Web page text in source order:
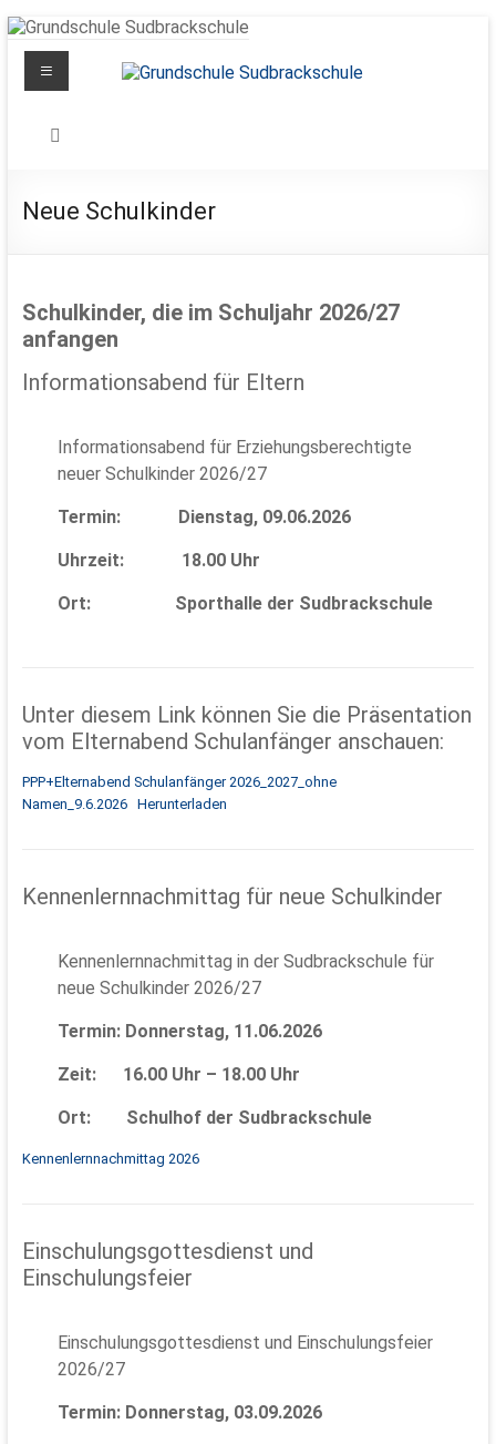
Zum
Inhalt
springen
Schule
in
Menü
Neue Schulkinder
Schulkinder, die im Schuljahr 2026/27
anfangen
Informationsabend für Eltern
Informationsabend für Erziehungsberechtigte
neuer Schulkinder 2026/27
Termin: Dienstag, 09.06.2026
Uhrzeit: 18.00 Uhr
Ort: Sporthalle der Sudbrackschule
Unter diesem Link können Sie die Präsentation
vom Elternabend Schulanfänger anschauen:
PPP+Elternabend Schulanfänger 2026_2027_ohne
Namen_9.6.2026
Herunterladen
Kennenlernnachmittag für neue Schulkinder
Kennenlernnachmittag in der Sudbrackschule für
neue Schulkinder 2026/27
Termin: Donnerstag, 11.06.2026
Zeit: 16.00 Uhr – 18.00 Uhr
Ort: Schulhof der Sudbrackschule
Kennenlernnachmittag 2026
Einschulungsgottesdienst und
Einschulungsfeier
Einschulungsgottesdienst und Einschulungsfeier
2026/27
Termin: Donnerstag, 03.09.2026